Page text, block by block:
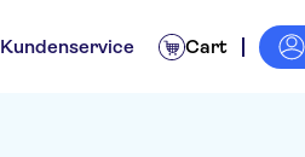
Kundenservice Cart